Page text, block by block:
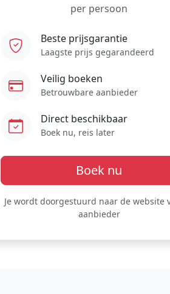
per persoon
Beste prijsgarantie
Laagste prijs gegarandeerd
Veilig boeken
Betrouwbare aanbieder
Direct beschikbaar
Boek nu, reis later
Boek nu
Je wordt doorgestuurd naar de website
aanbieder